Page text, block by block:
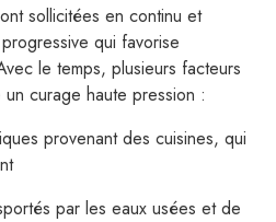
sollicitées en continu et
qui favorise
le temps, plusieurs facteurs
curage haute pression :
provenant des cuisines, qui
par les eaux usées et de